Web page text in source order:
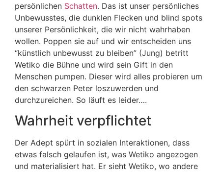
persönlichen Schatten. Das ist unser persönliches
Unbewusstes, die dunklen Flecken und blind spots
unserer Persönlichkeit, die wir nicht wahrhaben
wollen. Poppen sie auf und wir entscheiden uns
“künstlich unbewusst zu bleiben” (Jung) betritt
Wetiko die Bühne und wird sein Gift in den
Menschen pumpen. Dieser wird alles probieren um
den schwarzen Peter loszuwerden und
durchzureichen. So läuft es leider….
Wahrheit verpflichtet
Der Adept spürt in sozialen Interaktionen, dass
etwas falsch gelaufen ist, was Wetiko angezogen
und materialisiert hat. Er sieht Wetiko, wo andere